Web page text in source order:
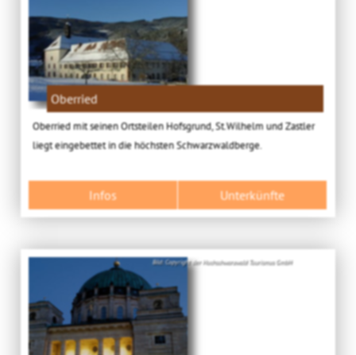
Oberried
Oberried mit seinen Ortsteilen Hofsgrund, St.Wilhelm und Zastler
liegt eingebettet in die höchsten Schwarzwaldberge.
Infos Unterkünfte
Bild: Copyright der Hochschwarzwald Tourismus GmbH